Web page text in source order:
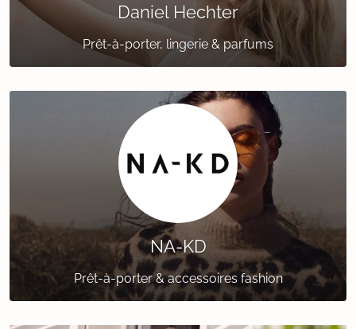
Daniel Hechter
Prêt-à-porter, lingerie & parfums
NA-KD
Prêt-à-porter & accessoires fashion